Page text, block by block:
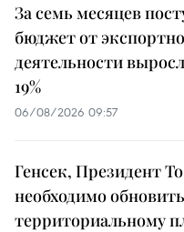
За семь месяцев
бюджет от
деятельности
19%
06/08/2026 09:57
Генсек, Президент
необходимо
территориальному